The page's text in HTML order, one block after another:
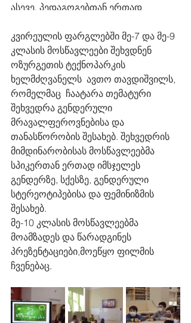
ასევე, პედაგოგებთან ერთად
კვირეულის ფარგლებში მე-7 და მე-9
კლასის მოსწავლეები შეხვდნენ
ოზურგეთის ტექნოპარკის
ხელმძღვანელს  ავთო თავდიშვილს,
რომელმაც  ჩაატარა თემატური
შეხვედრა გენდერული
მრავალფეროვნებისა და
თანასწორობის შესახებ. შეხვედრის
მიმდინარობისას მოსწავლეებმა
სპიკერთან ერთად იმსჯელეს
გენდერზე, სქესზე, გენდერული
სტერეოტიპებისა და ფემინიზმის
შესახებ.
მე-10 კლასის მოსწავლეებმა
მოამზადეს და წარადგინეს
პრეზენტაციები,მოეწყო ფილმის
ჩვენებაც.